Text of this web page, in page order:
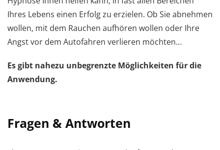
Ihres Lebens einen Erfolg zu erzielen. Ob Sie abnehmen
wollen, mit dem Rauchen aufhören wollen oder Ihre
Angst vor dem Autofahren verlieren möchten…
Es gibt nahezu unbegrenzte Möglichkeiten für die
Anwendung.
Fragen & Antworten